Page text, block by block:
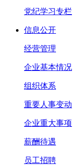
党纪学习专栏
信息公开
经营管理
企业基本情况
组织体系
重要人事变动
企业重大事项
薪酬待遇
员工招聘